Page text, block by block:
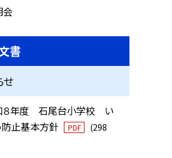
会
書
せ
８年度 石尾台小学校 い
防止基本方針
PDF
(298